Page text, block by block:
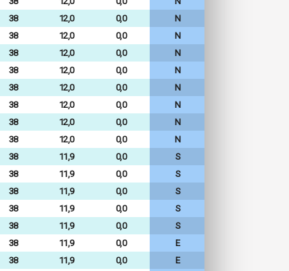
38 12,0 0,0
N
38 12,0 0,0
N
38 12,0 0,0
N
38 12,0 0,0
N
38 12,0 0,0
N
38 12,0 0,0
N
38 12,0 0,0
N
38 12,0 0,0
N
38 11,9 0,0
S
38 11,9 0,0
S
38 11,9 0,0
S
38 11,9 0,0
S
38 11,9 0,0
S
38 11,9 0,0
E
38 11,9 0,0
E